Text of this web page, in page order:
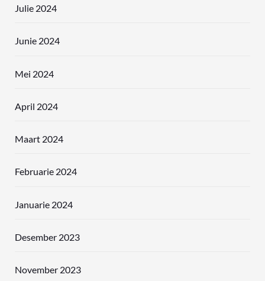
Julie 2024
Junie 2024
Mei 2024
April 2024
Maart 2024
Februarie 2024
Januarie 2024
Desember 2023
November 2023